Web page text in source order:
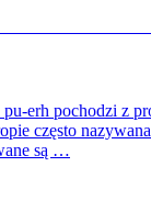
pu-erh pochodzi z
często
są …